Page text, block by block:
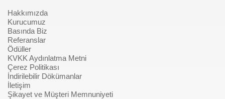
Hakkımızda
Kurucumuz
Basında Biz
Referanslar
Ödüller
KVKK Aydınlatma Metni
Çerez Politikası
İndirilebilir Dökümanlar
İletişim
Şikayet ve Müşteri Memnuniyeti